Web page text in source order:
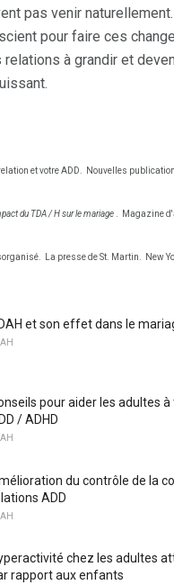
pas venir
pour faire ces
à grandir et
et votre ADD. Nouvelles
du TDA / H sur le mariage Magazine
La presse de St. Martin. New
et son effet dans le
pour aider les adultes
/ ADHD
du contrôle de la
ADD
chez les adultes
rapport aux enfants